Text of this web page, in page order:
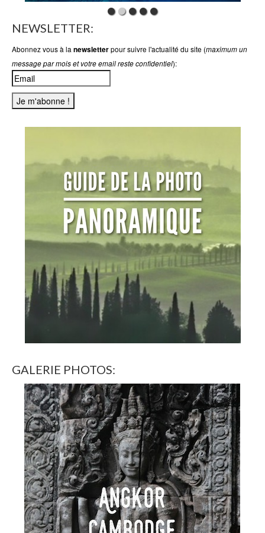
NEWSLETTER:
Abonnez vous à la newsletterpour suivre l'actualité du site (maximum un
message par mois et votre email reste confidentiel):
GALERIE PHOTOS: